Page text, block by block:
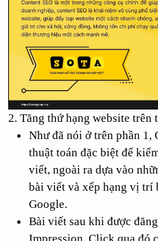
2. Tăng thứ hạng website trên
Như đã nói ở trên phần 1,
thuật toán đặc biệt để
viết, ngoài ra dựa vào
bài viết và xếp hạng vị trí
Google.
Bài viết sau khi được